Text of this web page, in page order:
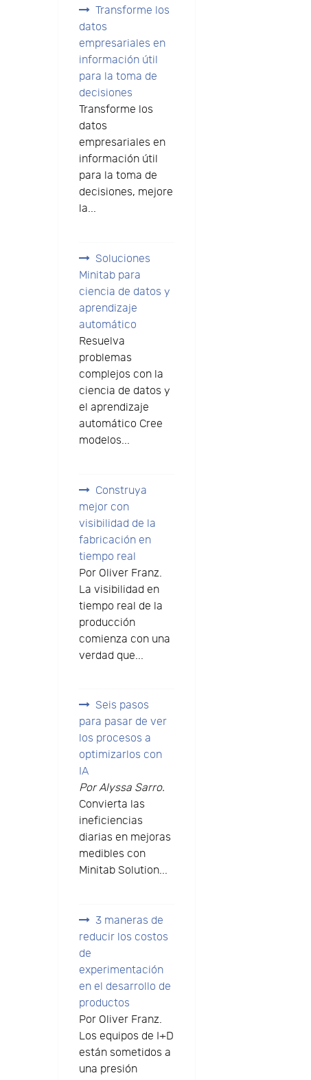
Transforme los
datos
empresariales en
información útil
para la toma de
decisiones
Transforme los
datos
empresariales en
información útil
para la toma de
decisiones, mejore
la...
Soluciones
Minitab para
ciencia de datos y
aprendizaje
automático
Resuelva
problemas
complejos con la
ciencia de datos y
el aprendizaje
automático Cree
modelos...
Construya
mejor con
visibilidad de la
fabricación en
tiempo real
Por Oliver Franz.
La visibilidad en
tiempo real de la
producción
comienza con una
verdad que...
Seis pasos
para pasar de ver
los procesos a
optimizarlos con
IA
Por Alyssa Sarro.
Convierta las
ineficiencias
diarias en mejoras
medibles con
Minitab Solution...
3 maneras de
reducir los costos
de
experimentación
en el desarrollo de
productos
Por Oliver Franz.
Los equipos de I+D
están sometidos a
una presión